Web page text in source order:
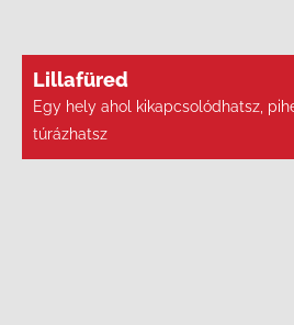
Lillafüred
Egy hely ahol kikapcsolódhatsz,
túrázhatsz